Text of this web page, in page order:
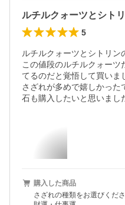
5
ルチルクォーツとシトリン
この値段のルチルクォーツ
てるのだと覚悟して買いま
さざれが多めで嬉しかっ
石も購入したいと思いまし
購入した商品
さざれの種類をお選びくだ